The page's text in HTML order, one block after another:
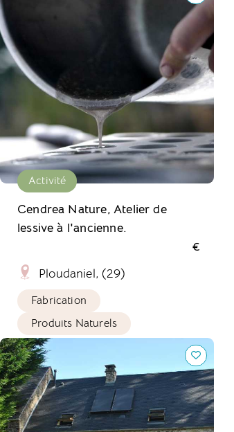
Activité
Cendrea Nature, Atelier de
lessive à l'ancienne.
€
Ploudaniel, (29)
Fabrication
Produits Naturels
l'ancienne.
La Charrette Bleue : un gîte
écologique en Normandie